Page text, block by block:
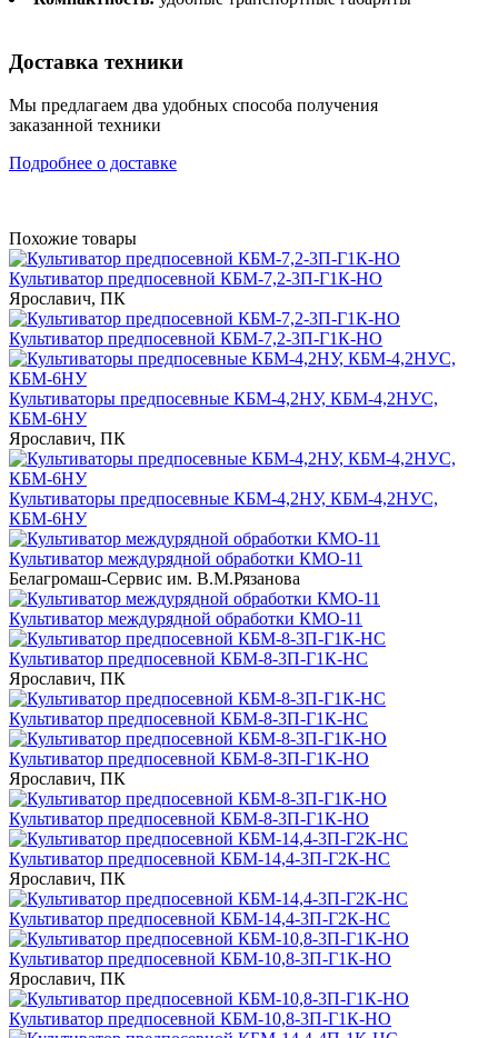
Доставка техники
Мы предлагаем два удобных способа получения
заказанной техники
Подробнее о доставке
Похожие товары
Культиватор предпосевной КБМ-7,2-3П-Г1К-НО
Ярославич, ПК
Культиватор предпосевной КБМ-7,2-3П-Г1К-НО
Культиваторы предпосевные КБМ-4,2НУ, КБМ-4,2НУС,
КБМ-6НУ
Ярославич, ПК
Культиваторы предпосевные КБМ-4,2НУ, КБМ-4,2НУС,
КБМ-6НУ
Культиватор междурядной обработки КМО-11
Белагромаш-Сервис им. В.М.Рязанова
Культиватор междурядной обработки КМО-11
Культиватор предпосевной КБМ-8-3П-Г1К-НС
Ярославич, ПК
Культиватор предпосевной КБМ-8-3П-Г1К-НС
Культиватор предпосевной КБМ-8-3П-Г1К-НО
Ярославич, ПК
Культиватор предпосевной КБМ-8-3П-Г1К-НО
Культиватор предпосевной КБМ-14,4-3П-Г2К-НС
Ярославич, ПК
Культиватор предпосевной КБМ-14,4-3П-Г2К-НС
Культиватор предпосевной КБМ-10,8-3П-Г1К-НО
Ярославич, ПК
Культиватор предпосевной КБМ-10,8-3П-Г1К-НО